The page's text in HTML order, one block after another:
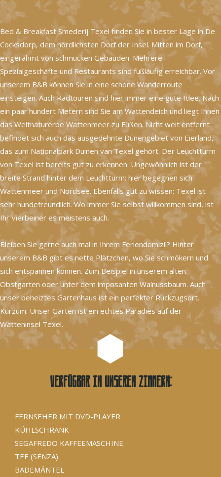
Bed & Breakfast Smederij Texel finden Sie in bester Lage in De
Cocksdorp, dem nördlichsten Dorf der Insel. Mitten im Dorf,
eingerahmt von schmucken Gebäuden. Mehrere
Spezialgeschäfte und Restaurants sind fußläufig erreichbar. Vor
unserem B&B können Sie in eine schöne Wanderroute
einsteigen. Auch Radtouren sind hier immer eine gute Idee. Nach
ein paar hundert Metern sind Sie am Wattendeich und liegt Ihnen
das Weltnaturerbe Wattenmeer zu Füßen. Nicht weit entfernt
befindet sich auch das ausgedehnte Dünengebiet von Eierland,
das zum Nationalpark Duinen van Texel gehört. Der Leuchtturm
von Texel ist bereits gut zu erkennen. Ungewöhnlich ist der
breite Strand hinter dem Leuchtturm; hier begegnen sich
Wattenmeer und Nordsee. Ebenfalls gut zu wissen: Texel ist
sehr hundefreundlich. Wo immer Sie selbst willkommen sind, ist
Ihr Vierbeiner es meistens auch.
Bleiben Sie gerne auch mal in Ihrem Feriendomizil? Hinter
unserem B&B gibt es nette Plätzchen, wo Sie schmökern und
sich entspannen können. Zum Beispiel in unserem alten
Obstgarten oder unter dem imposanten Walnussbaum. Auch
unser beheiztes Gartenhaus ist ein perfekter Rückzugsort.
Kurzum: Unser Garten ist ein echtes Paradies auf der
Watteninsel Texel.
Verfügbar in unseren Zimmern:
FERNSEHER MIT DVD-PLAYER
KÜHLSCHRANK
SEGAFREDO KAFFEEMASCHINE
TEE (SENZA)
BADEMÄNTEL